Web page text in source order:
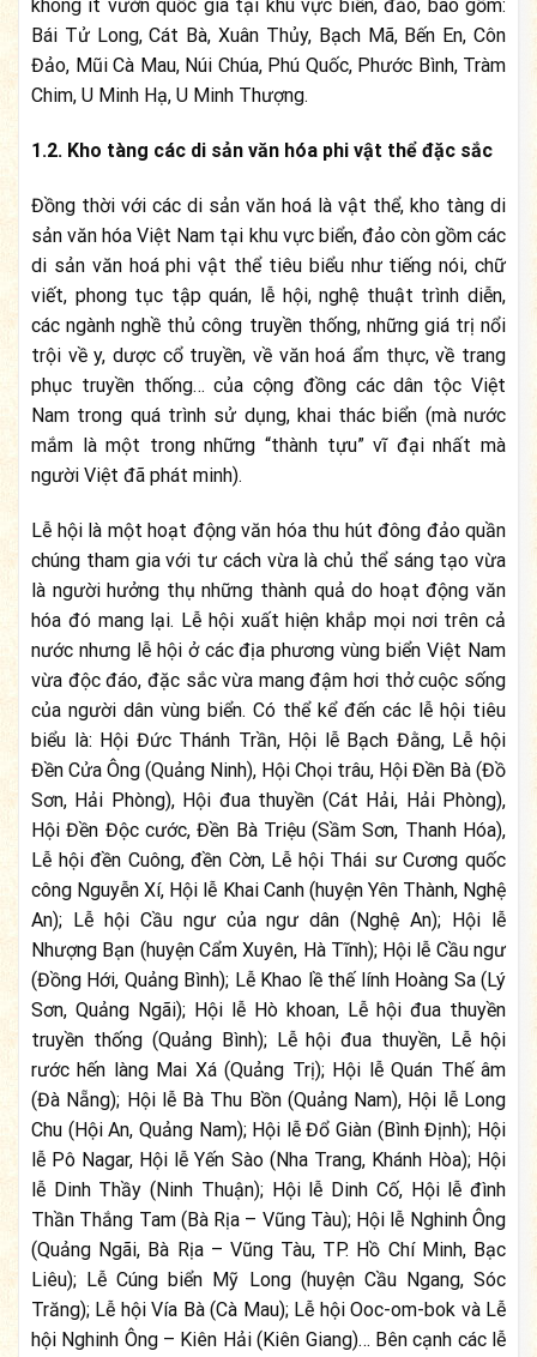
không ít vườn quốc gia tại khu vực biển, đảo, bao gồm:
Bái Tử Long, Cát Bà, Xuân Thủy, Bạch Mã, Bến En, Côn
Đảo, Mũi Cà Mau, Núi Chúa, Phú Quốc, Phước Bình, Tràm
Chim, U Minh Hạ, U Minh Thượng.
1.2. Kho tàng các di sản văn hóa phi vật thể đặc sắc
Đồng thời với các di sản văn hoá là vật thể, kho tàng di
sản văn hóa Việt Nam tại khu vực biển, đảo còn gồm các
di sản văn hoá phi vật thể tiêu biểu như tiếng nói, chữ
viết, phong tục tập quán, lễ hội, nghệ thuật trình diễn,
các ngành nghề thủ công truyền thống, những giá trị nổi
trội về y, dược cổ truyền, về văn hoá ẩm thực, về trang
phục truyền thống… của cộng đồng các dân tộc Việt
Nam trong quá trình sử dụng, khai thác biển (mà nước
mắm là một trong những “thành tựu” vĩ đại nhất mà
người Việt đã phát minh).
Lễ hội là một hoạt động văn hóa thu hút đông đảo quần
chúng tham gia với tư cách vừa là chủ thể sáng tạo vừa
là người hưởng thụ những thành quả do hoạt động văn
hóa đó mang lại. Lễ hội xuất hiện khắp mọi nơi trên cả
nước nhưng lễ hội ở các địa phương vùng biển Việt Nam
vừa độc đáo, đặc sắc vừa mang đậm hơi thở cuộc sống
của người dân vùng biển. Có thể kể đến các lễ hội tiêu
biểu là: Hội Đức Thánh Trần, Hội lễ Bạch Đằng, Lễ hội
Đền Cửa Ông (Quảng Ninh), Hội Chọi trâu, Hội Đền Bà (Đồ
Sơn, Hải Phòng), Hội đua thuyền (Cát Hải, Hải Phòng),
Hội Đền Độc cước, Đền Bà Triệu (Sầm Sơn, Thanh Hóa),
Lễ hội đền Cuông, đền Cờn, Lễ hội Thái sư Cương quốc
công Nguyễn Xí, Hội lễ Khai Canh (huyện Yên Thành, Nghệ
An); Lễ hội Cầu ngư của ngư dân (Nghệ An); Hội lễ
Nhượng Bạn (huyện Cẩm Xuyên, Hà Tĩnh); Hội lễ Cầu ngư
(Đồng Hới, Quảng Bình); Lễ Khao lề thế lính Hoàng Sa (Lý
Sơn, Quảng Ngãi); Hội lễ Hò khoan, Lễ hội đua thuyền
truyền thống (Quảng Bình); Lễ hội đua thuyền, Lễ hội
rước hến làng Mai Xá (Quảng Trị); Hội lễ Quán Thế âm
(Đà Nẵng); Hội lễ Bà Thu Bồn (Quảng Nam), Hội lễ Long
Chu (Hội An, Quảng Nam); Hội lễ Đổ Giàn (Bình Định); Hội
lễ Pô Nagar, Hội lễ Yến Sào (Nha Trang, Khánh Hòa); Hội
lễ Dinh Thầy (Ninh Thuận); Hội lễ Dinh Cố, Hội lễ đình
Thần Thắng Tam (Bà Rịa – Vũng Tàu); Hội lễ Nghinh Ông
(Quảng Ngãi, Bà Rịa – Vũng Tàu, TP. Hồ Chí Minh, Bạc
Liêu); Lễ Cúng biển Mỹ Long (huyện Cầu Ngang, Sóc
Trăng); Lễ hội Vía Bà (Cà Mau); Lễ hội Ooc-om-bok và Lễ
hội Nghinh Ông – Kiên Hải (Kiên Giang)… Bên cạnh các lễ